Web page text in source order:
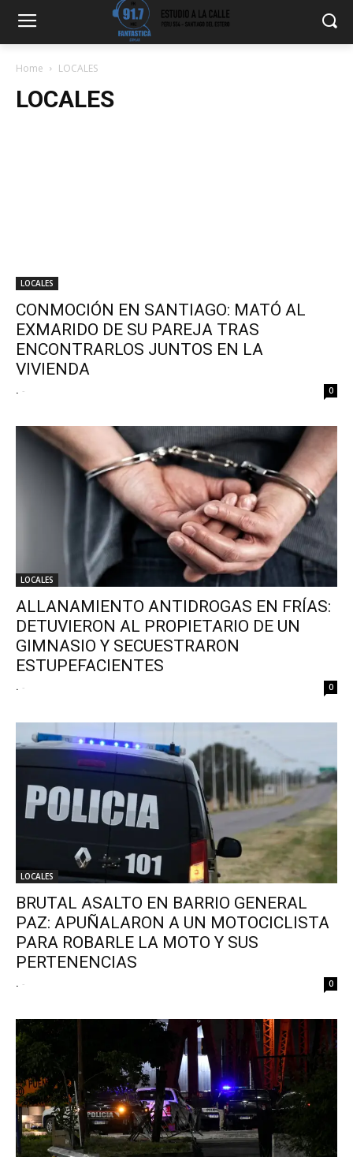
Home LOCALES
LOCALES
LOCALES
CONMOCIÓN EN SANTIAGO: MATÓ AL
EXMARIDO DE SU PAREJA TRAS
ENCONTRARLOS JUNTOS EN LA
VIVIENDA
. - 0
LOCALES
ALLANAMIENTO ANTIDROGAS EN FRÍAS:
DETUVIERON AL PROPIETARIO DE UN
GIMNASIO Y SECUESTRARON
ESTUPEFACIENTES
. - 0
LOCALES
BRUTAL ASALTO EN BARRIO GENERAL
PAZ: APUÑALARON A UN MOTOCICLISTA
PARA ROBARLE LA MOTO Y SUS
PERTENENCIAS
. - 0